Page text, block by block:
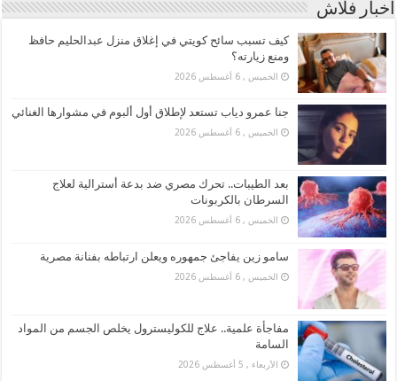
اخبار فلاش
كيف تسبب سائح كويتي في إغلاق منزل عبدالحليم حافظ
ومنع زيارته؟
الخميس , 6 أغسطس 2026
جنا عمرو دياب تستعد لإطلاق أول ألبوم في مشوارها الغنائي
الخميس , 6 أغسطس 2026
بعد الطيبات.. تحرك مصري ضد بدعة أسترالية لعلاج
السرطان بالكربونات
الخميس , 6 أغسطس 2026
سامو زين يفاجئ جمهوره ويعلن ارتباطه بفنانة مصرية
الخميس , 6 أغسطس 2026
مفاجأة علمية.. علاج للكوليسترول يخلص الجسم من المواد
السامة
الأربعاء , 5 أغسطس 2026